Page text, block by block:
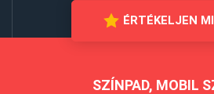
ÉRTÉKELJEN
SZÍNPAD, MOBIL